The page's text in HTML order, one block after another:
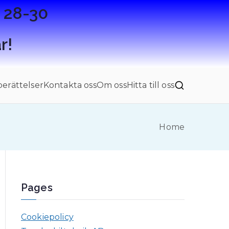
30
Kontakta ossOm ossHitta till oss
Home
Pages
Cookiepolicy